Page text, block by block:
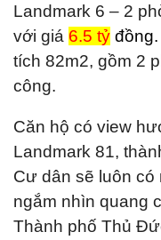
Landmark 6 – 2
với giá 6.5 tỷ đồng.
tích 82m2, gồm 2
công.
Căn hộ có view
Landmark 81,
Cư dân sẽ luôn
ngắm nhìn quang
Thành phố Thủ